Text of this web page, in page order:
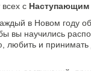
с
в Новом году
вы научились
и принимать